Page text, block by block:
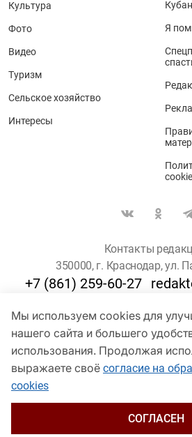
Мы используем cookies для
нашего сайта и большего
использования. Продолжая
выражаете своё согласие на
cookies
СОГЛАСЕН
Культура
Фото
Видео
Туризм
Сельское хозяйство
Интересы
Я
Контакты
350000, г. Краснодар, ул.
+7 (861) 259-60-27
Для пользователей
© Кубанские
Сетевое издание «kubnews»
службой по надзору в сфере связи,
и массовых коммуникаций
Пашковская, 2). Главный редактор –